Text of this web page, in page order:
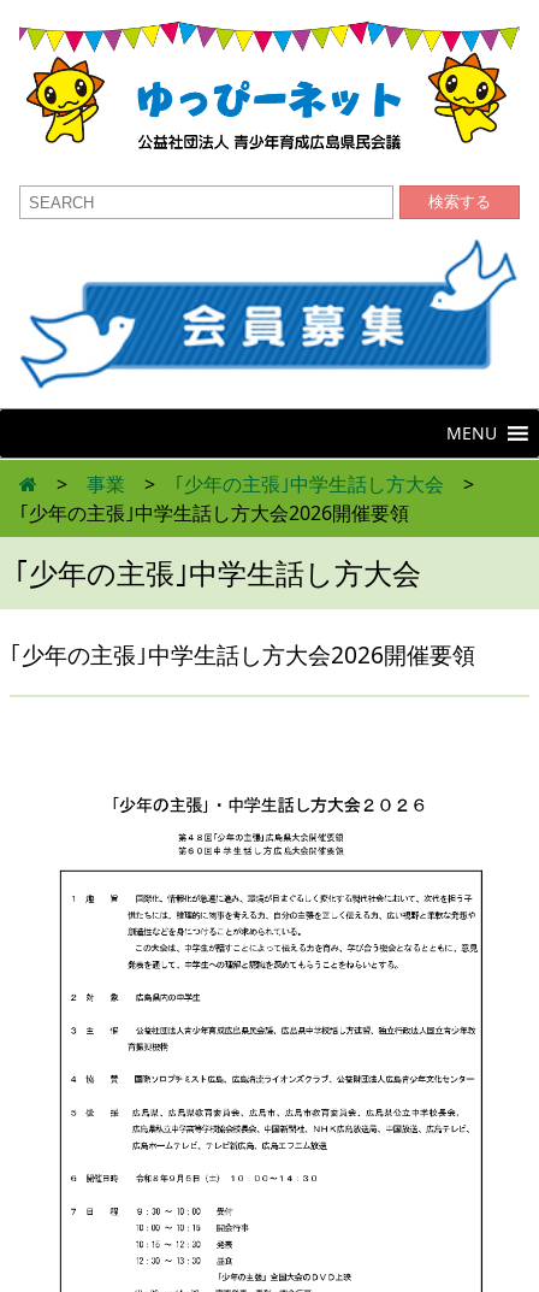
検索する
MENU
> 事業 > ｢少年の主張｣中学生話し方大会
>
｢少年の主張｣中学生話し方大会2026開催要領
｢少年の主張｣中学生話し方大会
｢少年の主張｣中学生話し方大会2026開催要領